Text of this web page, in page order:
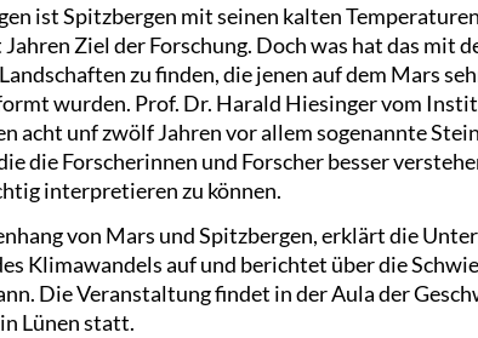
ist Spitzbergen mit seinen kalten
Ziel der Forschung. Doch was hat das mit
zu finden, die jenen auf dem Mars
wurden. Prof. Dr. Harald Hiesinger vom
acht unf zwölf Jahren vor allem sogenannte
die Forscherinnen und Forscher besser
interpretieren zu können.
von Mars und Spitzbergen, erklärt die
Klimawandels auf und berichtet über die
Die Veranstaltung findet in der Aula der
Lünen statt.